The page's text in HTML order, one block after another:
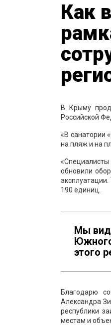
Как
В Крыму
Российской
«В санатории
на пляж и на
обновили
190 единиц.
Мы
этого
Благодарю
Александра
республики
местам и